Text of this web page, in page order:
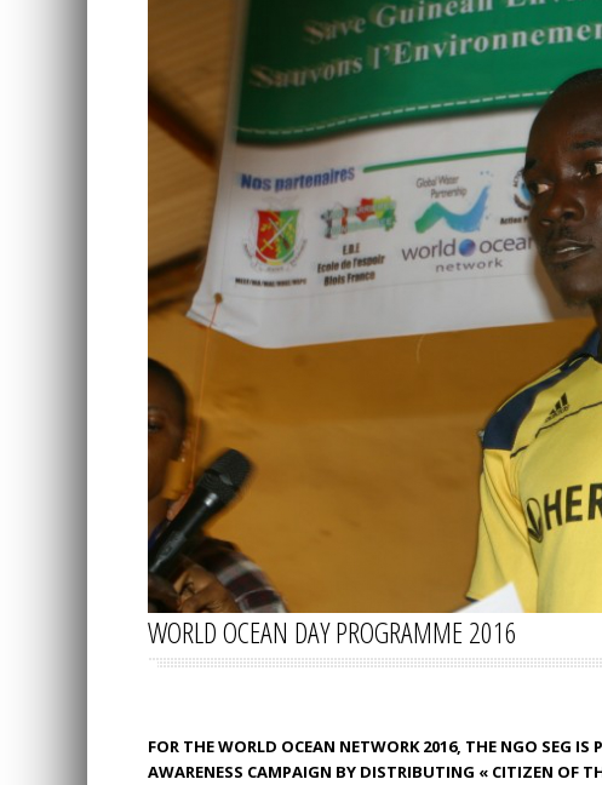
WORLD OCEAN DAY PROGRAMME 2016
FOR THE WORLD OCEAN NETWORK 2016, THE NGO SEG
AWARENESS CAMPAIGN BY DISTRIBUTING « CITIZEN OF